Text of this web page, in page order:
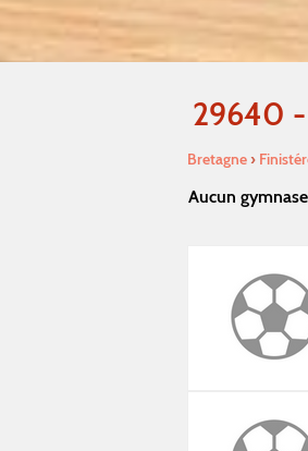
29640 -
Bretagne›
Aucun